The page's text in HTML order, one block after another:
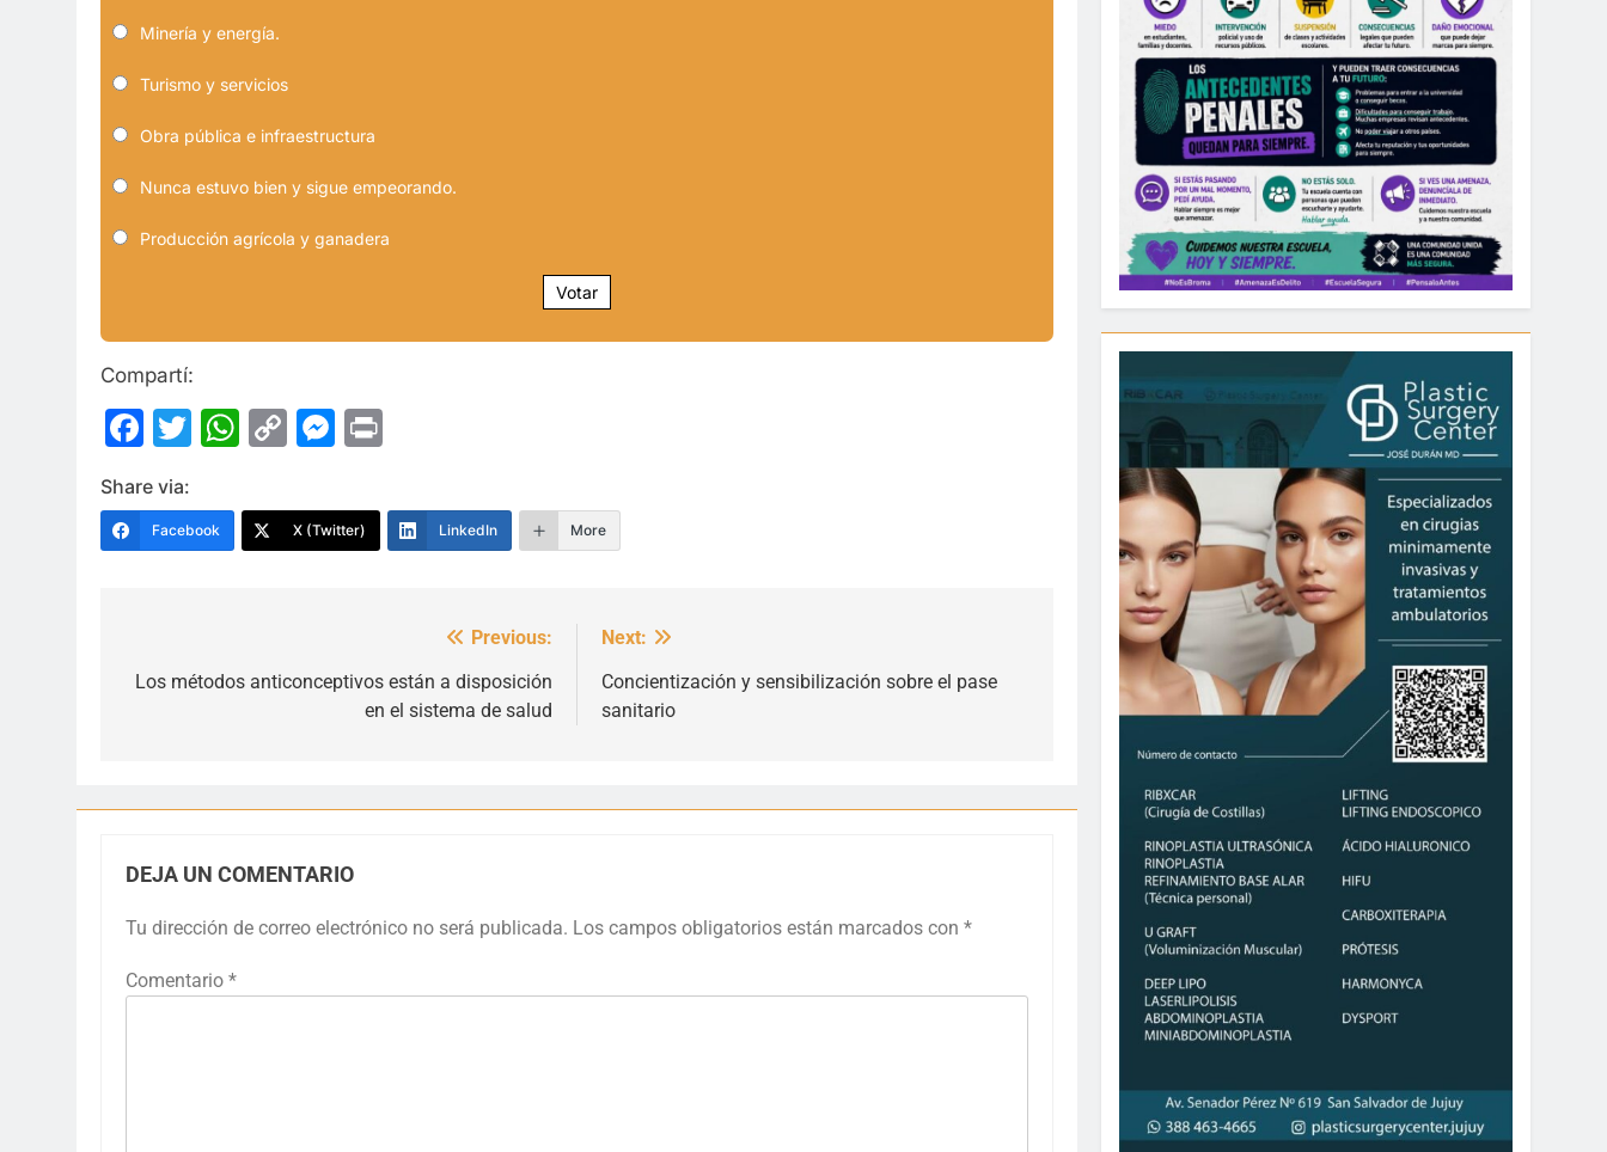
Minería y energía.
Turismo y servicios
Obra pública e infraestructura
Nunca estuvo bien y sigue empeorando.
Producción agrícola y ganadera
Votar
Compartí:
Facebook
Twitter
WhatsApp
CopyMessenger
Share via:
Facebook X (Twitter) LinkedIn More
de
Previous:
Los métodos anticonceptivos están a disposición
en el sistema de salud
Next:
Concientización y sensibilización sobre el pase
sanitario
DEJA UN COMENTARIO
Tu dirección de correo electrónico no será publicada. Los campos obligatorios están marcados con *
Comentario *